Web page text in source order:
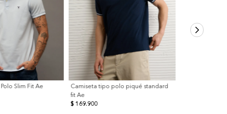
Slim Fit Ae
Camiseta tipo polo piqué standard
fit Ae
$ 169.900